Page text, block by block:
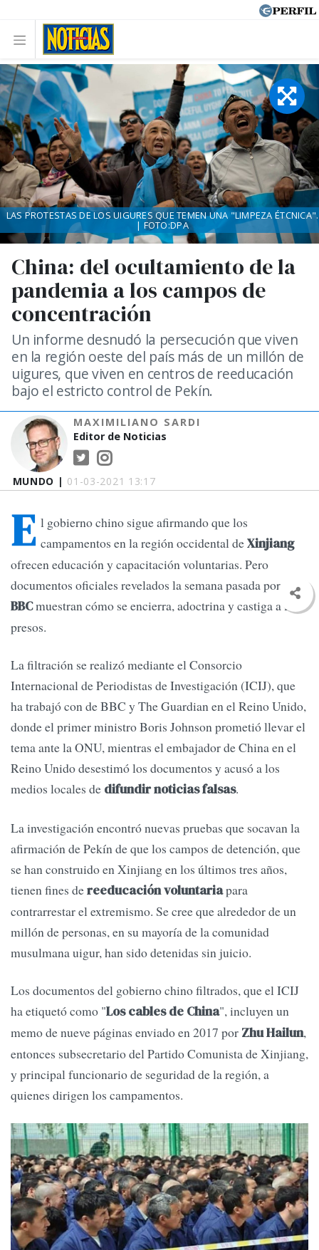
MUNDO | 01-03-2021 13:17
China: del ocultamiento de la
pandemia a los campos de
concentración
Un informe desnudó la persecución que viven
en la región oeste del país más de un millón de
uigures, que viven en centros de reeducación
bajo el estricto control de Pekín.
MAXIMILIANO SARDI
Editor de Noticias
LAS PROTESTAS DE LOS UIGURES QUE TEMEN UNA "LIMPEZA ÉTCNICA".
| FOTO:DPA
E l gobierno chino sigue afirmando que los
campamentos en la región occidental deXinjiang
ofrecen educación y capacitación voluntarias. Pero
documentos oficiales revelados la semana pasada por la
BBCmuestran cómo se encierra, adoctrina y castiga a los
presos.
La filtración se realizó mediante el Consorcio
Internacional de Periodistas de Investigación (ICIJ), que
ha trabajó con de BBC y The Guardian en el Reino Unido,
donde el primer ministro Boris Johnson prometió llevar el
tema ante la ONU, mientras el embajador de China en el
Reino Unido desestimó los documentos y acusó a los
medios locales de difundir noticias falsas.
La investigación encontró nuevas pruebas que socavan la
afirmación de Pekín de que los campos de detención, que
se han construido en Xinjiang en los últimos tres años,
tienen fines dereeducación voluntariapara
contrarrestar el extremismo. Se cree que alrededor de un
millón de personas, en su mayoría de la comunidad
musulmana uigur, han sido detenidas sin juicio.
Los documentos del gobierno chino filtrados, que el ICIJ
ha etiquetó como "Los cables de China", incluyen un
memo de nueve páginas enviado en 2017 por Zhu Hailun,
entonces subsecretario del Partido Comunista de Xinjiang,
y principal funcionario de seguridad de la región, a
quienes dirigen los campamentos.